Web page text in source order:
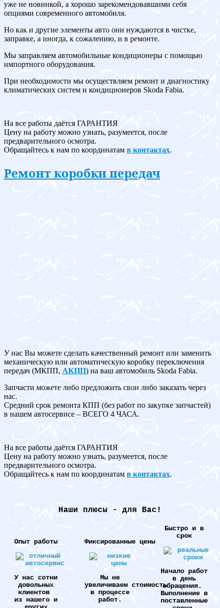
уже не новинкой, а хорошо зарекомендовавшими себя
опциями современного автомобиля.
Но как и другие элементы авто они нуждаются в чистке,
заправке, а иногда, к сожалению, и в ремонте.
Мы заправляем автомобильные кондиционеры с помощью
импортного оборудования.
При необходимости мы осуществляем ремонт и диагностику
климатических систем и кондиционеров Skoda Fabia.
На все работы даётся ГАРАНТИЯ
Цену на работу можно узнать, разумеется, после
предварительного осмотра.
Обращайтесь к нам по координатам в контактах.
Ремонт коробки передач
У нас Вы можете сделать качественный ремонт или заменить
механическую или автоматическую коробку переключения
передач (МКПП, АКПП) на ваш автомобиль Skoda Fabia.
Запчасти можете либо предложить свои либо заказать через
нас.
Средний срок ремонта КПП (без работ по закупке запчастей)
в нашем автосервисе – ВСЕГО 4 ЧАСА.
На все работы даётся ГАРАНТИЯ
Цену на работу можно узнать, разумеется, после
предварительного осмотра.
Обращайтесь к нам по координатам в контактах.
Наши плюсы - для Вас!
Опыт работы
У нас сотни
довольных
клиентов
из нашего и
Фиксированные цены
Мы не
увеличиваем стоимость
в процессе
работ.
Быстро и в
срок
Начало работ
в день
обращения.
Выполнение в
поставленные